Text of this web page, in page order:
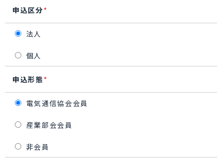
申込区分*
法人
個人
申込形態*
電気通信協会会員
産業部会会員
非会員